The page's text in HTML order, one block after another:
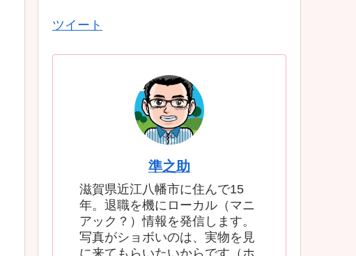
ツイート
準之助
滋賀県近江八幡市に住んで15
年。退職を機にローカル（マニ
アック？）情報を発信します。
写真がショボいのは、実物を見
に来てもらいたいからです（ホ